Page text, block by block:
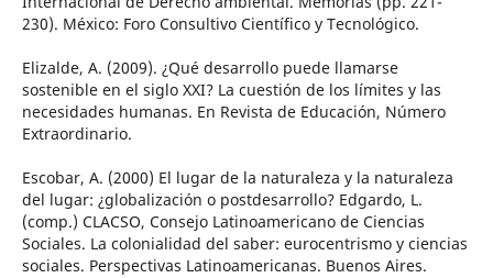
230). México: Foro Consultivo Científico y Tecnológico.
Elizalde, A. (2009). ¿Qué desarrollo puede llamarse
sostenible en el siglo XXI? La cuestión de los límites y las
necesidades humanas. En Revista de Educación, Número
Extraordinario.
Escobar, A. (2000) El lugar de la naturaleza y la naturaleza
del lugar: ¿globalización o postdesarrollo? Edgardo, L.
(comp.) CLACSO, Consejo Latinoamericano de Ciencias
Sociales. La colonialidad del saber: eurocentrismo y ciencias
sociales. Perspectivas Latinoamericanas. Buenos Aires.